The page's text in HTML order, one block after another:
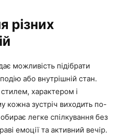
різних
можливість підібрати
або внутрішній стан.
стилем, характером і
кожна зустріч виходить по-
легке спілкування без
емоції та активний вечір.